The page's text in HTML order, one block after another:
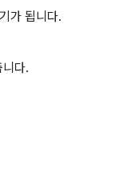
가 됩니다.
다.